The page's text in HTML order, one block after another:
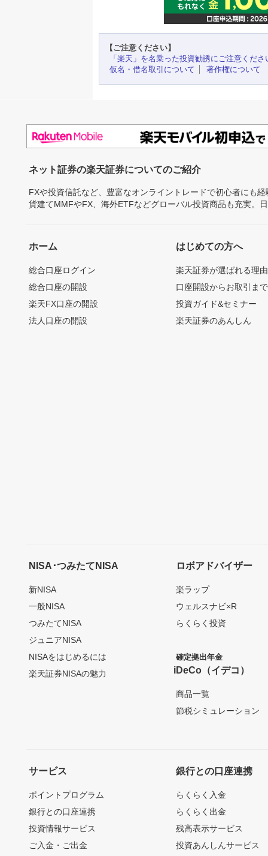
【ご注意ください】
「楽天」を名乗った投資勧誘にご注意くださ
仮名・借名取引について
著作権について
ネット証券の楽天証券についてのご紹介
FXや投資信託など、豊富なオンライントレードで初心者にも
貨建てMMFやFX、海外ETFなどグローバル投資商品も充実。
ホーム
総合口座ログイン
総合口座の開設
楽天FX口座の開設
法人口座の開設
はじめての方へ
楽天証券が選ばれる理由
口座開設からお取引ま
投資ガイド&セミナー
楽天証券のあんしん
NISA･つみたてNISA
新NISA
一般NISA
つみたてNISA
ジュニアNISA
NISAをはじめるには
楽天証券NISAの魅力
ロボアドバイザー
楽ラップ
ウェルスナビ×R
らくらく投資
確定拠出年金
iDeCo（イデコ）
商品一覧
節税シミュレーション
サービス
ポイントプログラム
銀行との口座連携
投資情報サービス
ご入金・ご出金
銀行との口座連携
らくらく入金
らくらく出金
残高表示サービス
投資あんしんサービス